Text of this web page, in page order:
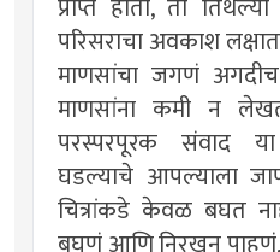
परिसराचा अवकाश
माणसांचा जगणं
माणसांना कमी न
परस्परपूरक संवाद या
घडल्याचे आपल्याला
चित्रांकडे केवळ बघत